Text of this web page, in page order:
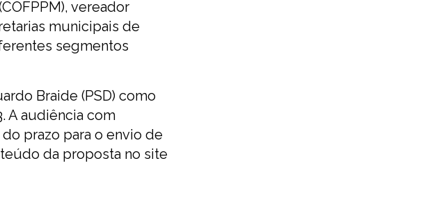
vereador
municipais de
segmentos
Braide (PSD) como
A audiência com
prazo para o envio de
da proposta no site